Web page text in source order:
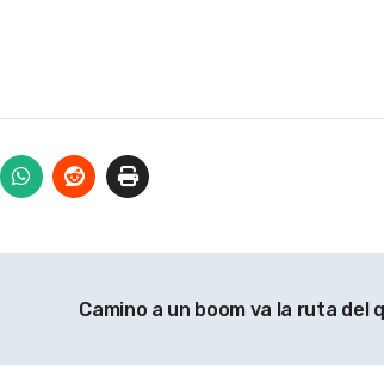
Camino a un boom va la ruta del